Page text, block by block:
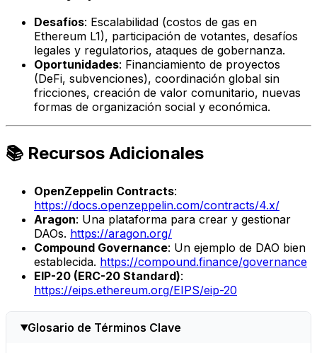
Desafíos: Escalabilidad (costos de gas en
Ethereum L1), participación de votantes, desafíos
legales y regulatorios, ataques de gobernanza.
Oportunidades: Financiamiento de proyectos
(DeFi, subvenciones), coordinación global sin
fricciones, creación de valor comunitario, nuevas
formas de organización social y económica.
📚 Recursos Adicionales
OpenZeppelin Contracts:
https://docs.openzeppelin.com/contracts/4.x/
Aragon: Una plataforma para crear y gestionar
DAOs. https://aragon.org/
Compound Governance: Un ejemplo de DAO bien
establecida. https://compound.finance/governance
EIP-20 (ERC-20 Standard):
https://eips.ethereum.org/EIPS/eip-20
Glosario de Términos Clave